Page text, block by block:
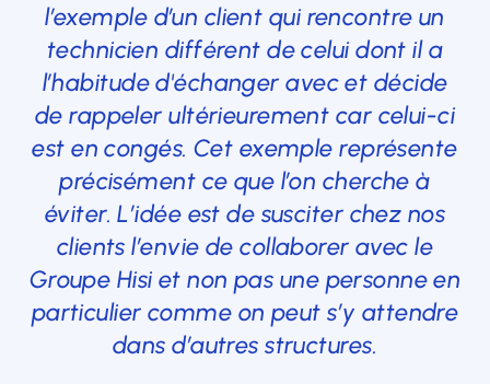
l’exemple d’un client qui rencontre un
technicien différent de celui dont il a
l’habitude d'échanger avec et décide
de rappeler ultérieurement car celui-ci
est en congés. Cet exemple représente
précisément ce que l’on cherche à
éviter. L’idée est de susciter chez nos
clients l’envie de collaborer avec le
Groupe Hisi et non pas une personne en
particulier comme on peut s’y attendre
dans d’autres structures.